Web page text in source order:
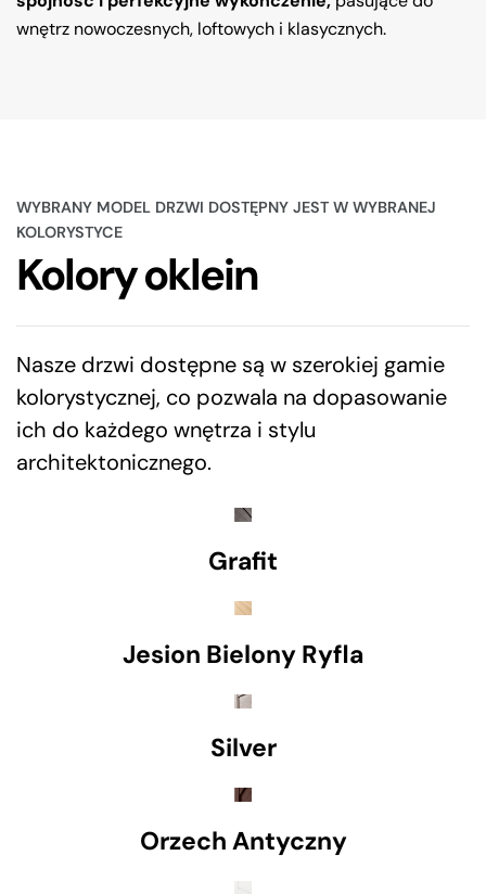
wnętrz nowoczesnych, loftowych i klasycznych.
WYBRANY MODEL DRZWI DOSTĘPNY JEST W WYBRANEJ
KOLORYSTYCE
Kolory oklein
Nasze drzwi dostępne są w szerokiej gamie
kolorystycznej, co pozwala na dopasowanie
ich do każdego wnętrza i stylu
architektonicznego.
Grafit
Jesion Bielony Ryfla
Silver
Orzech Antyczny